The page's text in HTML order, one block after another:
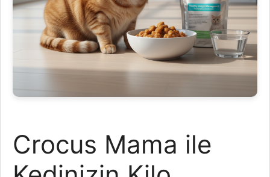
Crocus Mama ile